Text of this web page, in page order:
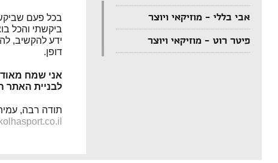
אבי בללי – מוזיקאי ויוצר
פיטר רוט – מוזיקאי ויוצר
בכל פעם
ביקשתי והכל
ידע להקשיב,
דופן.
לבניית האתר
תודה רבה,